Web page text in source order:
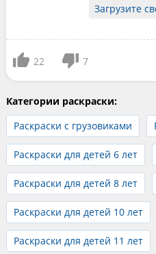
Загрузите
22 7
Категории раскраски:
Раскраски с грузовиками
Раскраски для детей 6 лет
Раскраски для детей 8 лет
Раскраски для детей 10 лет
Раскраски для детей 11 лет